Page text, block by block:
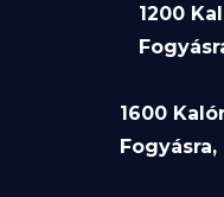
1200
1600